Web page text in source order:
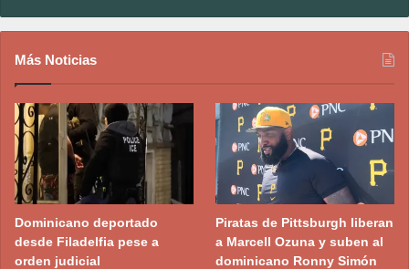
Más Noticias
Dominicano deportado
desde Filadelfia pese a
orden judicial
Piratas de Pittsburgh liberan
a Marcell Ozuna y suben al
dominicano Ronny Simón